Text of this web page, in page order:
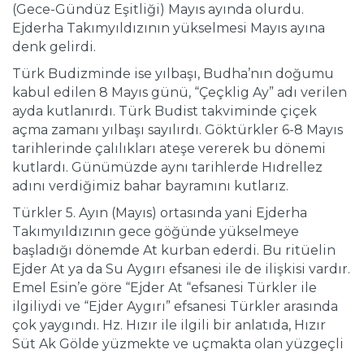
(Gece-Gündüz Eşitliği) Mayıs ayında olurdu.
Ejderha Takımyıldızının yükselmesi Mayıs ayına
denk gelirdi.
Türk Budizminde ise yılbaşı, Budha’nın doğumu
kabul edilen 8 Mayıs günü, “Çeçklig Ay” adı verilen
ayda kutlanırdı. Türk Budist takviminde çiçek
açma zamanı yılbaşı sayılırdı. Göktürkler 6-8 Mayıs
tarihlerinde çalılıkları ateşe vererek bu dönemi
kutlardı. Günümüzde aynı tarihlerde Hıdrellez
adını verdiğimiz bahar bayramını kutlarız.
Türkler 5. Ayın (Mayıs) ortasında yani Ejderha
Takımyıldızının gece göğünde yükselmeye
başladığı dönemde At kurban ederdi. Bu ritüelin
Ejder At ya da Su Aygırı efsanesi ile de ilişkisi vardır.
Emel Esin’e göre “Ejder At “efsanesi Türkler ile
ilgiliydi ve “Ejder Aygırı” efsanesi Türkler arasında
çok yaygındı. Hz. Hızır ile ilgili bir anlatıda, Hızır
Süt Ak Gölde yüzmekte ve uçmakta olan yüzgeçli